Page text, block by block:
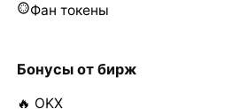
Фан токены
Бонусы от бирж
🔥 OKX